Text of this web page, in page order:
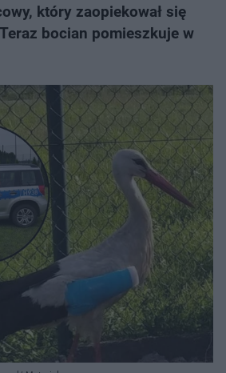
który zaopiekował się
bocian pomieszkuje w